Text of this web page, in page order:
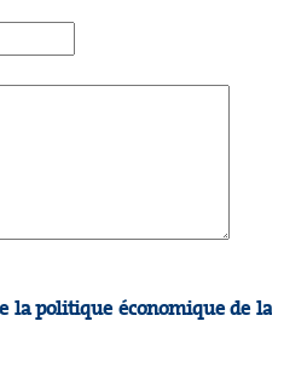
la politique économique de la